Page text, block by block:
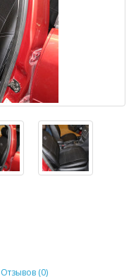
Отзывов (0)